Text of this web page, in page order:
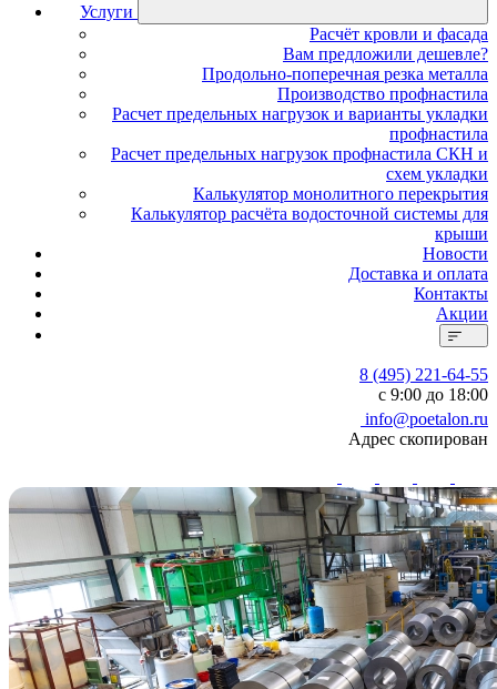
Услуги
Расчёт кровли и фасада
Вам предложили дешевле?
Продольно-поперечная резка металла
Производство профнастила
Расчет предельных нагрузок и варианты укладки
профнастила
Расчет предельных нагрузок профнастила СКН и
схем укладки
Калькулятор монолитного перекрытия
Калькулятор расчёта водосточной системы для
крыши
Новости
Доставка и оплата
Контакты
Акции
8 (495) 221-64-55
с 9:00 до 18:00
info@poetalon.ru
Адрес скопирован